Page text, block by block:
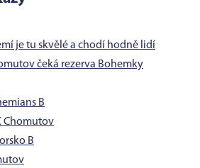
je tu skvělé a chodí hodně lidí
čeká rezerva Bohemky
B
Chomutov
B